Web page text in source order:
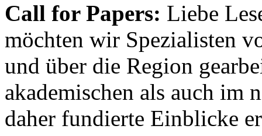
Call for Papers: Liebe
möchten wir Spezialisten
und über die Region
akademischen als auch im
daher fundierte Einblicke